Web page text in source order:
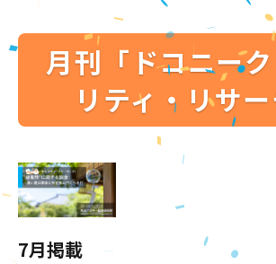
月刊「ドコニー
リティ・リサー
7月掲載